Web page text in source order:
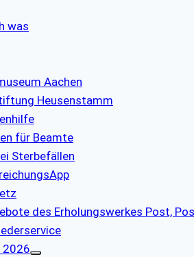
was
Aachen
Heusenstamm
für Beamte
Sterbefällen
des Erholungswerkes Post,
2026